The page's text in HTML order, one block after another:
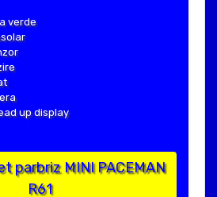
verde
up display
parbriz MINI PACEMAN
R61